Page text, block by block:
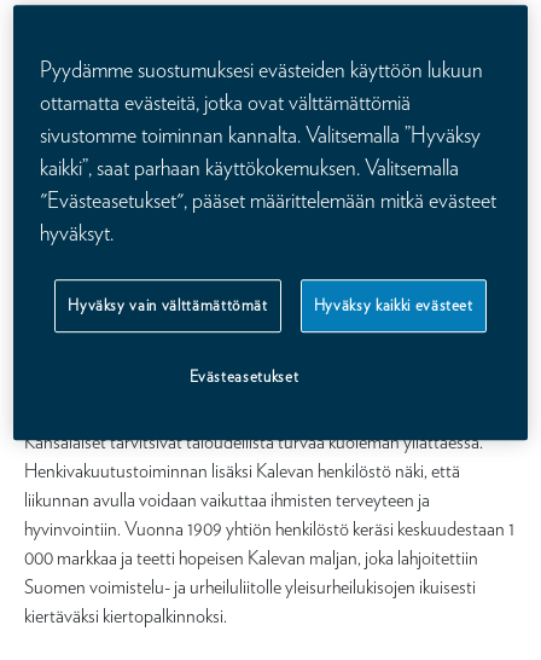
urheiluliitolle. Kalevan maljasta on saanut nimensä myös Suomen
suurin yleisurheilutapahtuma Kalevan kisat. Nyt TAHDON kanssa
aloitetun yhteistyön myötä Kalevan malja saapuu TAHDON
urheilumuseoon.
Henkivakuutusyhtiö Kaleva perustettiin tsaarin aikaan vuonna 1874.
tuolloin täynnä fyysistä työtä, eikä liikunta ollut
terveysnäkökulmasta vielä lyönyt laajasti läpi. 1900-luvun
Kansalaiset tarvitsivat taloudellista turvaa kuoleman yllättäessä.
Henkivakuutustoiminnan lisäksi Kalevan henkilöstö näki, että
liikunnan avulla voidaan vaikuttaa ihmisten terveyteen ja
hyvinvointiin. Vuonna 1909 yhtiön henkilöstö keräsi keskuudestaan 1
000 markkaa ja teetti hopeisen Kalevan maljan, joka lahjoitettiin
Suomen voimistelu- ja urheiluliitolle yleisurheilukisojen ikuisesti
kiertäväksi kiertopalkinnoksi.
Pyydämme suostumuksesi evästeiden käyttöön lukuun
ottamatta evästeitä, jotka ovat välttämättömiä
sivustomme toiminnan kannalta. Valitsemalla ”Hyväksy
kaikki”, saat parhaan käyttökokemuksen. Valitsemalla
"Evästeasetukset", pääset määrittelemään mitkä evästeet
hyväksyt.
Hyväksy vain välttämättömät Hyväksy kaikki evästeet
Evästeasetukset